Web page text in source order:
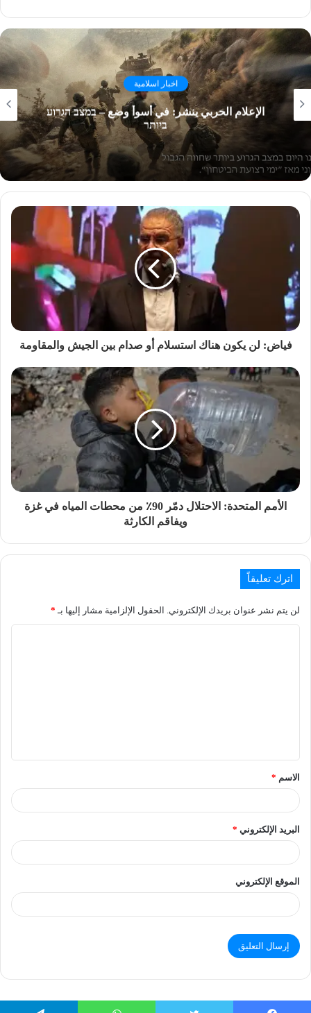
اخبار اسلامية
الإعلام الحربي ينشر: في أسوأ وضع – במצב הגרוע
ביותר
فياض: لن يكون هناك استسلام أو صدام بين الجيش والمقاومة
الأمم المتحدة: الاحتلال دمّر 90٪ من محطات المياه في غزة
ويفاقم الكارثة
اترك تعليقاً
لن يتم نشر عنوان بريدك الإلكتروني. الحقول الإلزامية مشار إليها بـ *
الاسم *
البريد الإلكتروني *
الموقع الإلكتروني